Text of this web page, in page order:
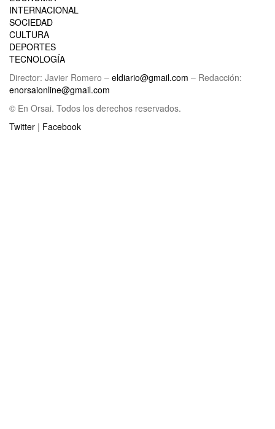
INTERNACIONAL
SOCIEDAD
CULTURA
DEPORTES
TECNOLOGÍA
Director: Javier Romero – eldiario@gmail.com – Redacción:
enorsaionline@gmail.com
© En Orsai. Todos los derechos reservados.
Twitter | Facebook